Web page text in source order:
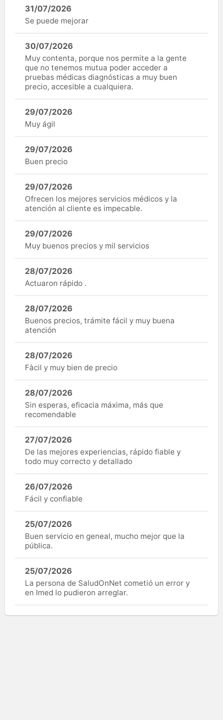
31/07/2026
Se puede mejorar
30/07/2026
Muy contenta, porque nos permite a la gente
que no tenemos mutua poder acceder a
pruebas médicas diagnósticas a muy buen
precio, accesible a cualquiera.
29/07/2026
Muy ágil
29/07/2026
Buen precio
29/07/2026
Ofrecen los mejores servicios médicos y la
atención al cliente es impecable.
29/07/2026
Muy buenos precios y mil servicios
28/07/2026
Actuaron rápido .
28/07/2026
Buenos precios, trámite fácil y muy buena
atención
28/07/2026
Fàcil y muy bien de precio
28/07/2026
Sin esperas, eficacia máxima, más que
recomendable
27/07/2026
De las mejores experiencias, rápido fiable y
todo muy correcto y detallado
26/07/2026
Fácil y confiable
25/07/2026
Buen servicio en geneal, mucho mejor que la
pública.
25/07/2026
La persona de SaludOnNet cometió un error y
en Imed lo pudieron arreglar.